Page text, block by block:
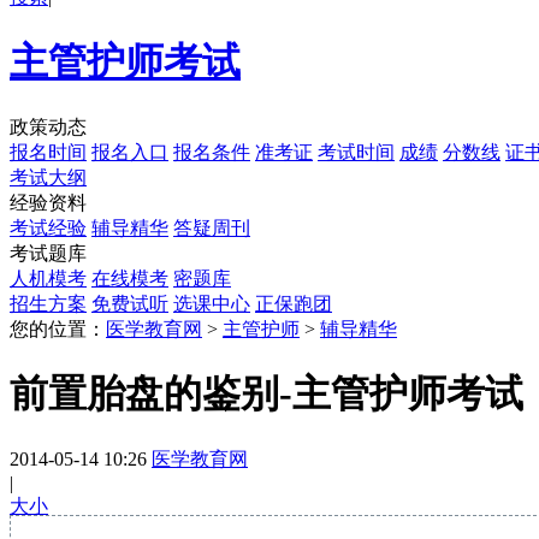
主管护师考试
政策动态
报名时间 报名入口 报名条件 准考证 考试时间 成绩 分数线 证
考试大纲
经验资料
考试经验 辅导精华 答疑周刊
考试题库
人机模考 在线模考 密题库
招生方案 免费试听 选课中心 正保跑团
您的位置： 医学教育网 > 主管护师 > 辅导精华
前置胎盘的鉴别-主管护师考试
2014-05-14 10:26 医学教育网
|
大小